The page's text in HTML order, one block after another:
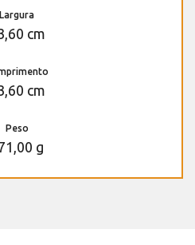
Largura
cm
cm
Peso
g